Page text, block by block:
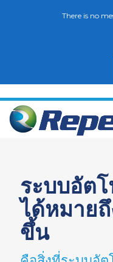
ระบบอัต
ได้หมาย
ขึ้น
There is no